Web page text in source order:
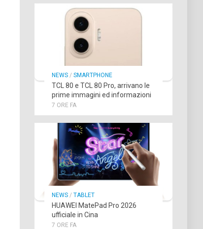
NEWS / SMARTPHONE
TCL 80 e TCL 80 Pro, arrivano le
prime immagini ed informazioni
7 ORE FA
NEWS / TABLET
HUAWEI MatePad Pro 2026
ufficiale in Cina
7 ORE FA